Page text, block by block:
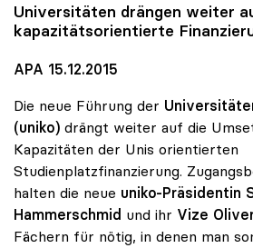
Universitäten drängen weiter
kapazitätsorientierte
APA 15.12.2015
Die neue Führung der
(uniko) drängt weiter auf die
Kapazitäten der Unis orientierten
Studienplatzfinanzierung.
halten die neue uniko-Präsidentin
Hammerschmid und ihr Vize
Fächern für nötig, in denen man